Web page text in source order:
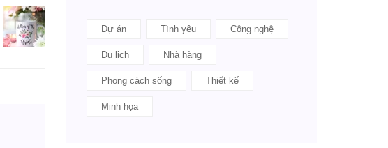
Dự án Tình yêu Công nghệ
Du lịch Nhà hàng
Phong cách sống Thiết kế
Minh họa